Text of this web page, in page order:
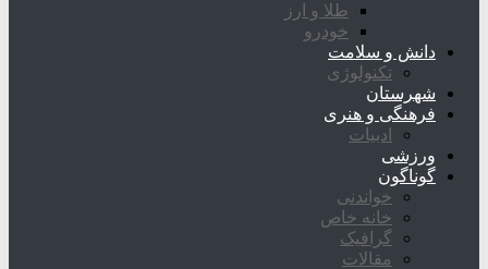
طلا و ارز
خودرو
دانش و سلامت
تکنولوژی
شهرستان
فرهنگی و هنری
ادبیات
ورزشی
گوناگون
خواندنی
خانه خاص
گرافیک
مقالات